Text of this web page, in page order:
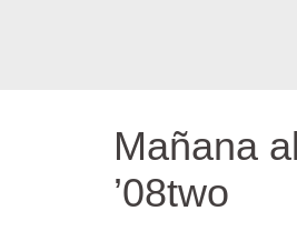
Mañana
’08two